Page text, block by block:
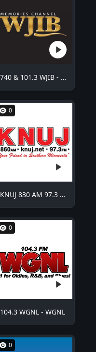
740 & 101.3 WJIB - WJIB
0
KNUJ 830 AM 97.3 FM - KNUJ
0
104.3 WGNL - WGNL
0